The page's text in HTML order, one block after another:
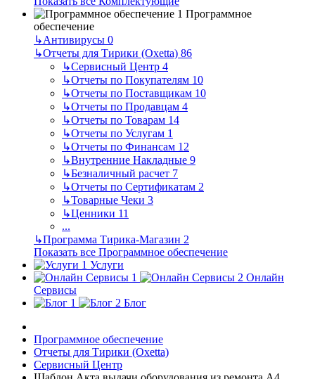
Программное
обеспечение
↳Антивирусы 0
↳Отчеты для Тирики (Oxetta) 86
↳Сервисный Центр 4
↳Отчеты по Покупателям 10
↳Отчеты по Поставщикам 10
↳Отчеты по Продавцам 4
↳Отчеты по Товарам 14
↳Отчеты по Услугам 1
↳Отчеты по Финансам 12
↳Внутренние Накладные 9
↳Безналичный расчет 7
↳Отчеты по Сертификатам 2
↳Товарные Чеки 3
↳Ценники 11
...
↳Программа Тирика-Магазин 2
Показать все Программное обеспечение
Услуги
Онлайн
Сервисы
Блог
Программное обеспечение
Отчеты для Тирики (Oxetta)
Сервисный Центр